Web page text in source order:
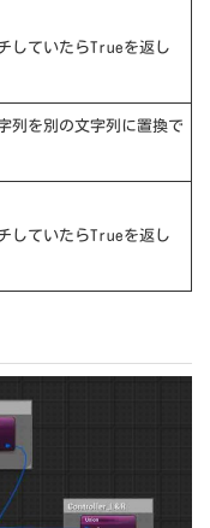
していたらTrueを返し
列を別の文字列に置換で
していたらTrueを返し